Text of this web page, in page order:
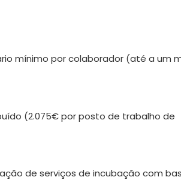
mínimo por colaborador (até a um
(2.075€ por posto de trabalho de
de serviços de incubação com